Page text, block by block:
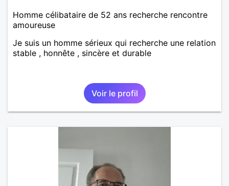
Homme célibataire de 52 ans recherche rencontre
amoureuse
Je suis un homme sérieux qui recherche une relation
stable , honnête , sincère et durable
Voir le profil